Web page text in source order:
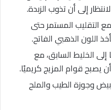
إلى أن تذوب الزبدة.
التقليب المستمر حتى
اللون الذهبي الفاتح.
الخليط السابق، مع
يصبح قوام المزيج كريميًا.
وجوزة الطيب والملح